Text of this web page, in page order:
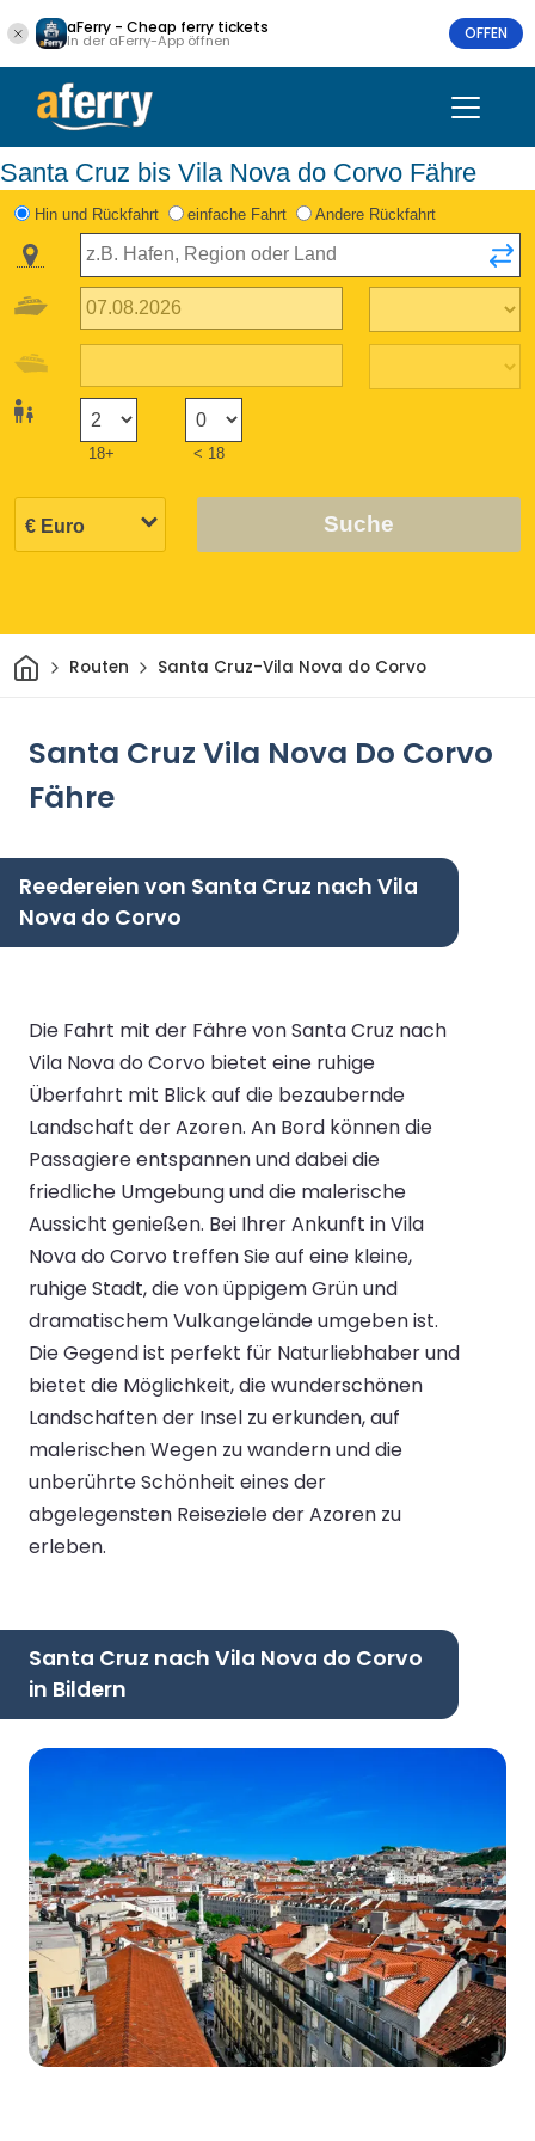
aFerry - Cheap ferry tickets
In der aFerry-App öffnen OFFEN
Santa Cruz bis Vila Nova do Corvo Fähre
Hin und Rückfahrt einfache Fahrt Andere Rückfahrt
18+ < 18
Suche
HeimRouten Santa Cruz-Vila Nova do Corvo
Santa Cruz Vila Nova Do Corvo
Fähre
Reedereien von Santa Cruz nach Vila
Nova do Corvo
Die Fahrt mit der Fähre von Santa Cruz nach
Vila Nova do Corvo bietet eine ruhige
Überfahrt mit Blick auf die bezaubernde
Landschaft der Azoren. An Bord können die
Passagiere entspannen und dabei die
friedliche Umgebung und die malerische
Aussicht genießen. Bei Ihrer Ankunft in Vila
Nova do Corvo treffen Sie auf eine kleine,
ruhige Stadt, die von üppigem Grün und
dramatischem Vulkangelände umgeben ist.
Die Gegend ist perfekt für Naturliebhaber und
bietet die Möglichkeit, die wunderschönen
Landschaften der Insel zu erkunden, auf
malerischen Wegen zu wandern und die
unberührte Schönheit eines der
abgelegensten Reiseziele der Azoren zu
erleben.
Santa Cruz nach Vila Nova do Corvo
in Bildern